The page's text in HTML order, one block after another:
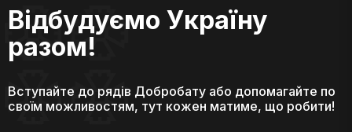
Відбудуємо Україну
разом!
Вступайте до рядів Добробату або допомагайте по
своїм можливостям, тут кожен матиме, що робити!